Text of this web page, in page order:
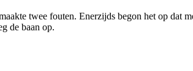
twee fouten. Enerzijds begon het op dat
de baan op.